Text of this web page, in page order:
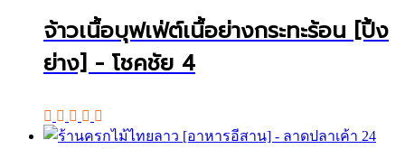
จ้าวเนื้อบุฟเฟ่ต์เนื้อย่างกระทะร้อน [ปิ้ง
ย่าง] - โชคชัย 4